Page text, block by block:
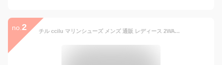
no. 2 チル ccilu マリンシューズ メンズ 通販 レディース 2WAY 軽量 サンダル スリッポン オフィスシューズ オフィス コンフォートシューズ ナースシューズ 水陸両用 海 踵が踏める かかとなし 疲れにくい 履きやすい 紐なし 通気性 蒸れない おしゃれ